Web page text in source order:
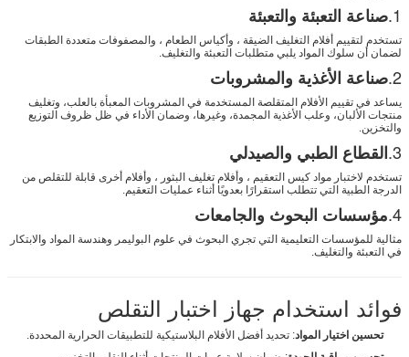
1. صناعة التعبئة والتعبئة
تستخدم لتقييم أفلام التغليف الضيقة ، وأكياس الطعام ، والمصفوفات متعددة الطبقات
لضمان أن سلوك المواد يلبي متطلبات التعبئة والتغليف.
2.صناعة الأغذية والمشروبات
يساعد في تقييم الأفلام المتقلصة المستخدمة في المشروبات المعبأة بالعلب، وتغليف
منتجات الألبان، وعلب الأغذية المجمدة، وغيرها، وضمان الأداء في ظل ظروف التوزيع
والتخزين.
3. القطاع الطبي والصيدلي
تستخدم لاختبار مواد كيس التعقيم ، وأفلام تغليف البثور ، وأفلام أخرى قابلة للتقلص من
الدرجة الطبية التي تتطلب استقرارًا بعدويًا أثناء عمليات التعقيم.
4. مؤسسات البحوث والجامعات
مثالية للمؤسسات التعليمية التي تجري البحوث في علوم البوليمر وهندسة المواد والابتكار
في التعبئة والتغليف.
فوائد استخدام جهاز اختبار التقلص
تحسين اختيار المواد: تحديد أفضل الأفلام البلاستيكية للتطبيقات الحرارية المحددة.